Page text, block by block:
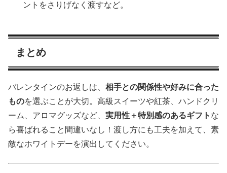
ントをさりげなく渡すなど。
まとめ
バレンタインのお返しは、 相手との関係性や好みに合った
ものを選ぶことが大切。高級スイーツや紅茶、ハンドクリ
ーム、アロマグッズなど、 実用性＋特別感のあるギフト な
ら喜ばれること間違いなし！渡し方にも工夫を加えて、素
敵なホワイトデーを演出してください。